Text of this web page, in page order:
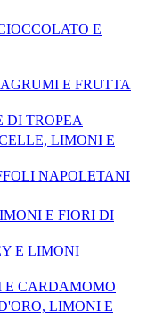
E
E FRUTTA
DI TROPEA
LIMONI E
NAPOLETANI
E FIORI DI
E LIMONI
E CARDAMOMO
LIMONI E